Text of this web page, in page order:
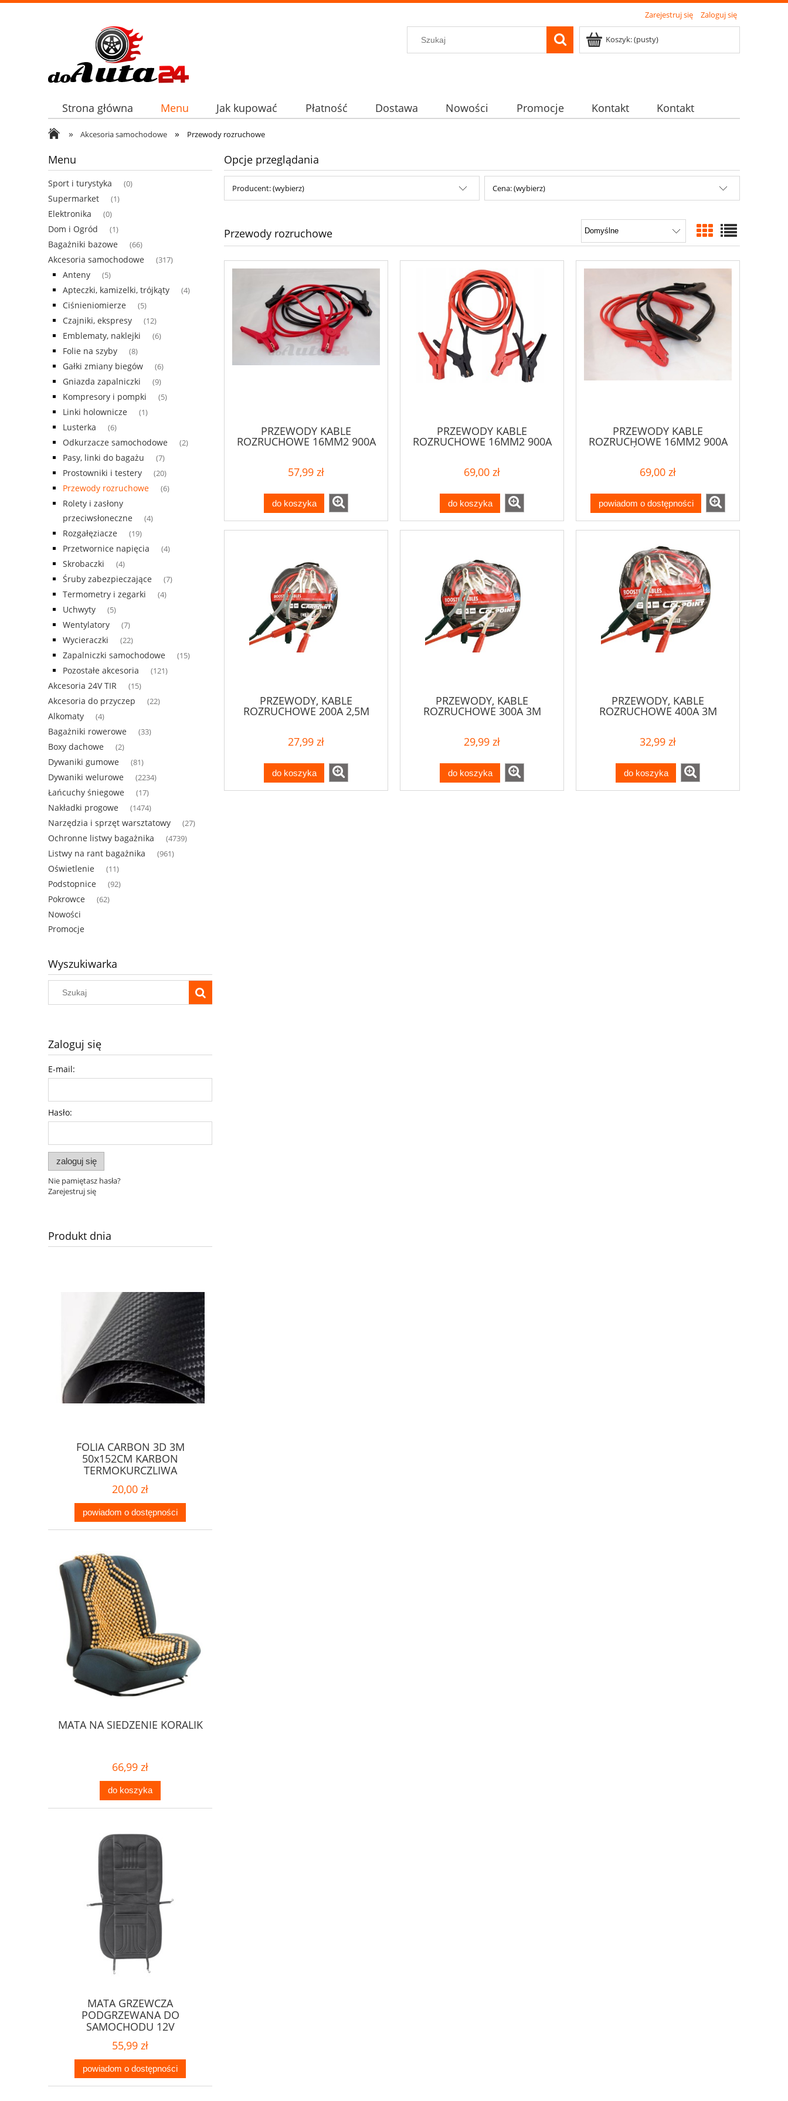
Zarejestruj się Zaloguj się
Koszyk:(pusty)
Strona główna Menu Jak kupować Płatność Dostawa Nowości Promocje Kontakt Kontakt
» Akcesoria samochodowe » Przewody rozruchowe
Menu
Sport i turystyka (0)
Supermarket (1)
Elektronika (0)
Dom i Ogród (1)
Bagażniki bazowe (66)
Akcesoria samochodowe (317)
Anteny (5)
Apteczki, kamizelki, trójkąty (4)
Ciśnieniomierze (5)
Czajniki, ekspresy (12)
Emblematy, naklejki (6)
Folie na szyby (8)
Gałki zmiany biegów (6)
Gniazda zapalniczki (9)
Kompresory i pompki (5)
Linki holownicze (1)
Lusterka (6)
Odkurzacze samochodowe (2)
Pasy, linki do bagażu (7)
Prostowniki i testery (20)
Przewody rozruchowe (6)
Rolety i zasłony
przeciwsłoneczne
(4)
Rozgałęziacze (19)
Przetwornice napięcia (4)
Skrobaczki (4)
Śruby zabezpieczające (7)
Termometry i zegarki (4)
Uchwyty (5)
Wentylatory (7)
Wycieraczki (22)
Zapalniczki samochodowe (15)
Pozostałe akcesoria (121)
Akcesoria 24V TIR (15)
Akcesoria do przyczep (22)
Alkomaty (4)
Bagażniki rowerowe (33)
Boxy dachowe (2)
Dywaniki gumowe (81)
Dywaniki welurowe (2234)
Łańcuchy śniegowe (17)
Nakładki progowe (1474)
Narzędzia i sprzęt warsztatowy (27)
Ochronne listwy bagażnika (4739)
Listwy na rant bagażnika (961)
Oświetlenie (11)
Podstopnice (92)
Pokrowce (62)
Nowości
Promocje
Wyszukiwarka
Zaloguj się
E-mail:
Hasło:
zaloguj się
Nie pamiętasz hasła?
Zarejestruj się
Produkt dnia
FOLIA CARBON 3D 3M
50x152CM KARBON
TERMOKURCZLIWA
20,00 zł
powiadom o dostępności
MATA NA SIEDZENIE KORALIK
66,99 zł
do koszyka
MATA GRZEWCZA
PODGRZEWANA DO
SAMOCHODU 12V
55,99 zł
powiadom o dostępności
Opcje przeglądania
Producent: (wybierz) Cena: (wybierz)
Przewody rozruchowe
PRZEWODY KABLE
ROZRUCHOWE 16MM2 900A
57,99 zł
do koszyka
PRZEWODY KABLE
ROZRUCHOWE 16MM2 900A
69,00 zł
do koszyka
PRZEWODY KABLE
ROZRUCHOWE 16MM2 900A
3M Z OŚWIETLENIEM LED
69,00 zł
powiadom o dostępności
PRZEWODY, KABLE
ROZRUCHOWE 200A 2,5M
27,99 zł
do koszyka
PRZEWODY, KABLE
ROZRUCHOWE 300A 3M
29,99 zł
do koszyka
PRZEWODY, KABLE
ROZRUCHOWE 400A 3M
32,99 zł
do koszyka